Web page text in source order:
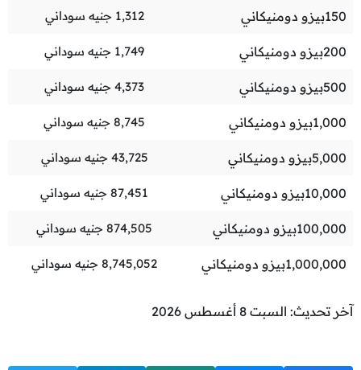
150بيزو دومنيكاني 1,312 جنيه سوداني
200بيزو دومنيكاني 1,749 جنيه سوداني
500بيزو دومنيكاني 4,373 جنيه سوداني
1,000بيزو دومنيكاني 8,745 جنيه سوداني
5,000بيزو دومنيكاني 43,725 جنيه سوداني
10,000بيزو دومنيكاني 87,451 جنيه سوداني
100,000بيزو دومنيكاني 874,505 جنيه سوداني
1,000,000بيزو دومنيكاني 8,745,052 جنيه سوداني
آخر تحديث: السبت 8 أغسطس 2026